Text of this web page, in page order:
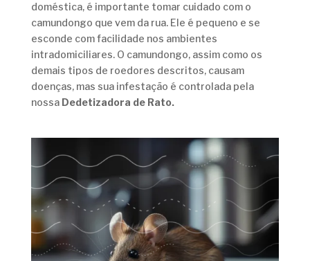
doméstica, é importante tomar cuidado com o
camundongo que vem da rua. Ele é pequeno e se
esconde com facilidade nos ambientes
intradomiciliares. O camundongo, assim como os
demais tipos de roedores descritos, causam
doenças, mas sua infestação é controlada pela
nossa Dedetizadora de Rato.